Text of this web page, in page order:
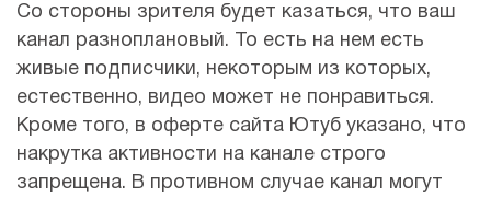
Со стороны зрителя будет казаться, что ваш
канал разноплановый. То есть на нем есть
живые подписчики, некоторым из которых,
естественно, видео может не понравиться.
Кроме того, в оферте сайта Ютуб указано, что
накрутка активности на канале строго
запрещена. В противном случае канал могут